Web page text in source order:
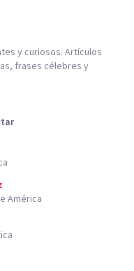
y curiosos. Artículos
frases célebres y
América